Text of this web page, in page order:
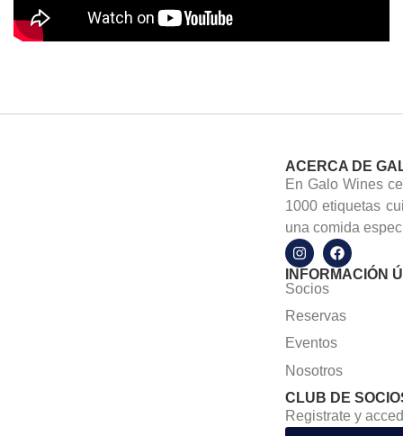
ACERCA DE
En Galo Wines
1000 etiquetas
una comida
INFORMACIÓN
Socios
Reservas
Eventos
Nosotros
CLUB DE
Registrate y